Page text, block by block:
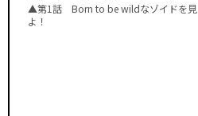
▲第1話 Born to be wildなゾイドを見
よ！